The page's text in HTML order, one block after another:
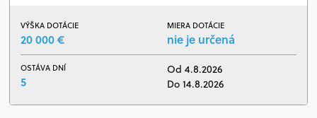
VÝŠKA DOTÁCIE
20 000 €
MIERA DOTÁCIE
nie je určená
OSTÁVA DNÍ
5
Od 4.8.2026
Do 14.8.2026